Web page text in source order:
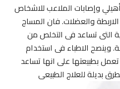
وإصابات الملاعب للاشخاص
والعضلات. فان المساج
تساعد فى التخلص من
الاطباء فى استخدام
بطبيعتها على انها تساعد
للعلاج الطبيعى